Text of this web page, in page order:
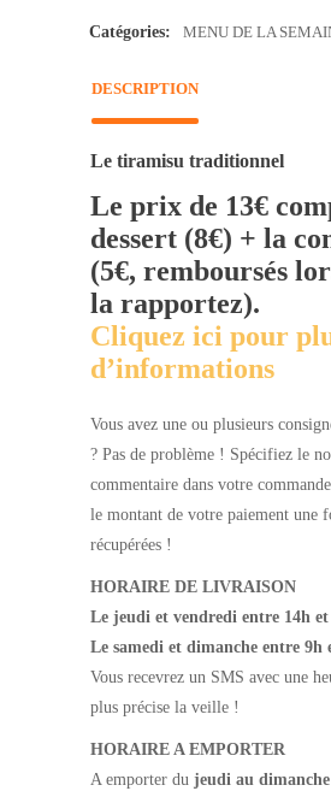
Catégories: MENU DE LA
DESCRIPTION
Le tiramisu traditionnel
Le prix de 13€
dessert (8€) + la
(5€, remboursés
la rapportez).
Cliquez ici pour
d’informations
Vous avez une ou plusieurs
? Pas de problème ! Spécifiez le
commentaire dans votre
le montant de votre paiement une
récupérées !
HORAIRE DE LIVRAISON
Le jeudi et vendredi entre 14h et
Le samedi et dimanche entre 9h
Vous recevrez un SMS avec une
plus précise la veille !
HORAIRE A EMPORTER
A emporter du jeudi au dimanche